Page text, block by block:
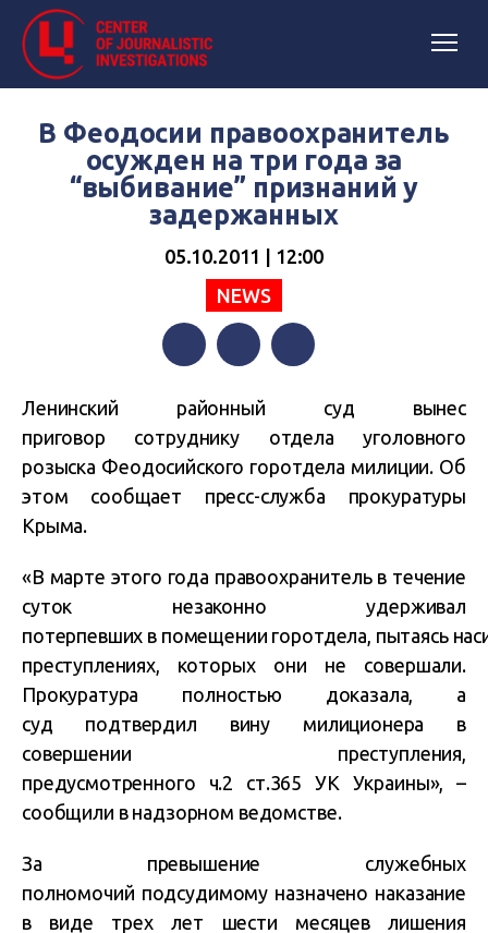
В Феодосии правоохранитель
осужден на три года за
“выбивание” признаний у
задержанных
05.10.2011 | 12:00
NEWS
Ленинский районный суд вынес
приговор сотруднику отдела уголовного
розыска Феодосийского горотдела милиции. Об
этом сообщает пресс-служба прокуратуры
Крыма.
«В марте этого года правоохранитель в течение
суток незаконно удерживал
потерпевших в помещении горотдела, пытаясь
преступлениях, которых они не совершали.
Прокуратура полностью доказала, а
суд подтвердил вину милиционера в
совершении преступления,
предусмотренного ч.2 ст.365 УК Украины», –
сообщили в надзорном ведомстве.
За превышение служебных
полномочий подсудимому назначено наказание
в виде трех лет шести месяцев лишения